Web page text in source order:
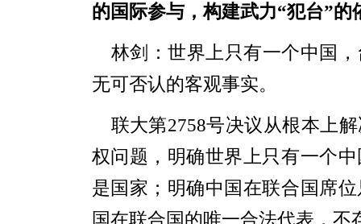
的国际参与，构建武力“犯台”
林剑：世界上只有一个中国
无可否认的客观事实。
联大第2758号决议从根本上
权问题，明确世界上只有一个
是国家；明确中国在联合国席
国在联合国的唯一合法代表，不